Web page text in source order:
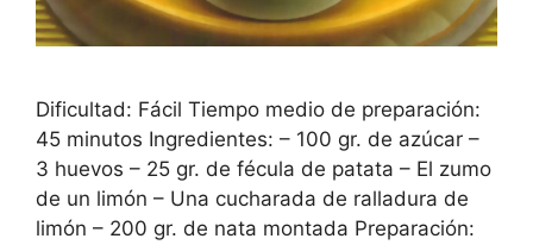
Dificultad: Fácil Tiempo medio de preparación:
45 minutos Ingredientes: – 100 gr. de azúcar –
3 huevos – 25 gr. de fécula de patata – El zumo
de un limón – Una cucharada de ralladura de
limón – 200 gr. de nata montada Preparación: